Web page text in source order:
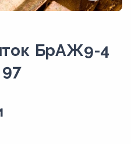
БрАЖ9-4